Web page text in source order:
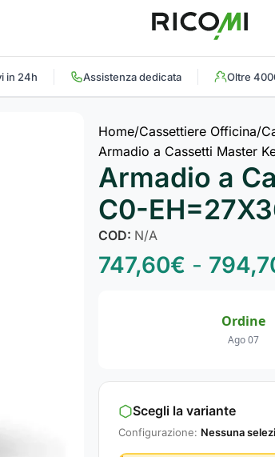
in 24h Assistenza dedicata Oltre
Home Cassettiere Officina
Armadio a Cassetti Master
Armadio a
C0-
COD: N/A
747,60€ -
Ordine
Ago 07
Scegli la variante
Configurazione: Nessuna